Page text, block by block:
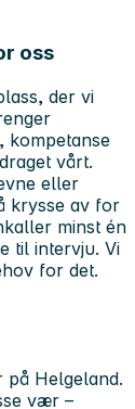
oss
der vi
kompetanse
vårt.
eller
krysse av for
minst én
til intervju. Vi
for det.
Helgeland.
vær –